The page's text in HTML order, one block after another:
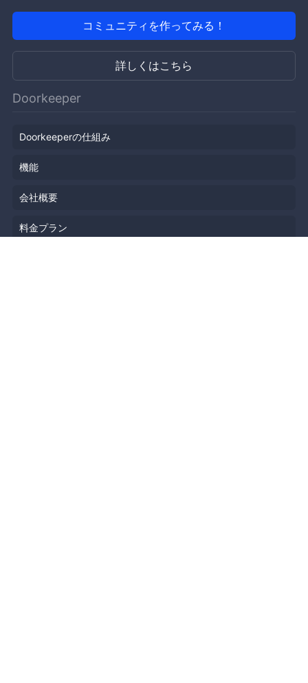
コミュニティを作ってみる！
詳しくはこちら
Doorkeeper
Doorkeeperの仕組み
機能
会社概要
料金プラン